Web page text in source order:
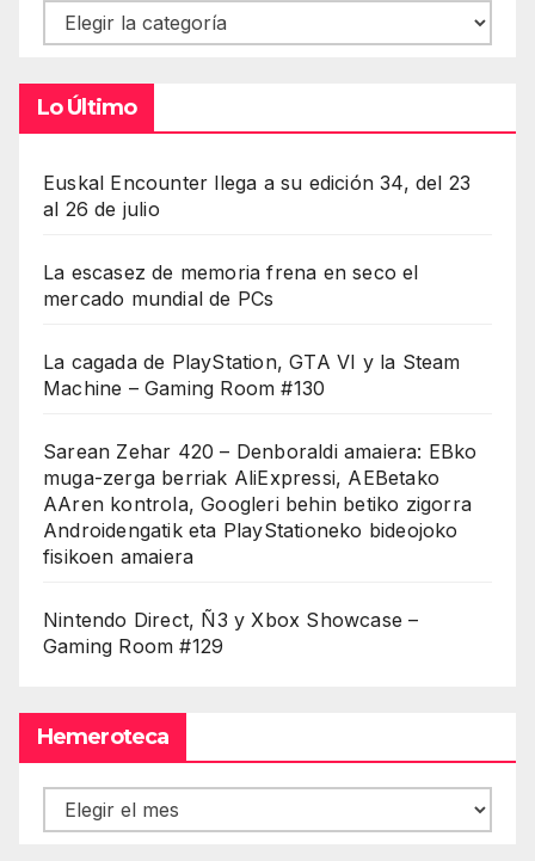
Contenidos
Lo Último
Euskal Encounter llega a su edición 34, del 23
al 26 de julio
La escasez de memoria frena en seco el
mercado mundial de PCs
La cagada de PlayStation, GTA VI y la Steam
Machine – Gaming Room #130
Sarean Zehar 420 – Denboraldi amaiera: EBko
muga-zerga berriak AliExpressi, AEBetako
AAren kontrola, Googleri behin betiko zigorra
Androidengatik eta PlayStationeko bideojoko
fisikoen amaiera
Nintendo Direct, Ñ3 y Xbox Showcase –
Gaming Room #129
Hemeroteca
Hemeroteca